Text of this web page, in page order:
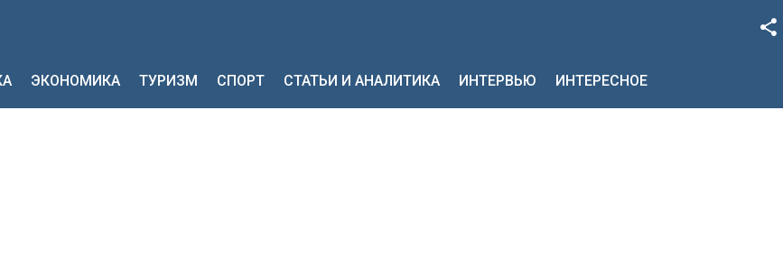
Google+
ЭКОНОМИКА ТУРИЗМ СПОРТ СТАТЬИ И АНАЛИТИКА ИНТЕРВЬЮ ИНТЕРЕСНОЕ